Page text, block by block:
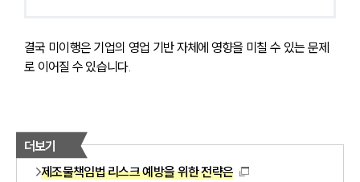
결국 미이행은 기업의 영업 기반 자체에 영향을 미칠 수 있는 문제
로 이어질 수 있습니다.
더보기
제조물책임법 리스크 예방을 위한 전략은